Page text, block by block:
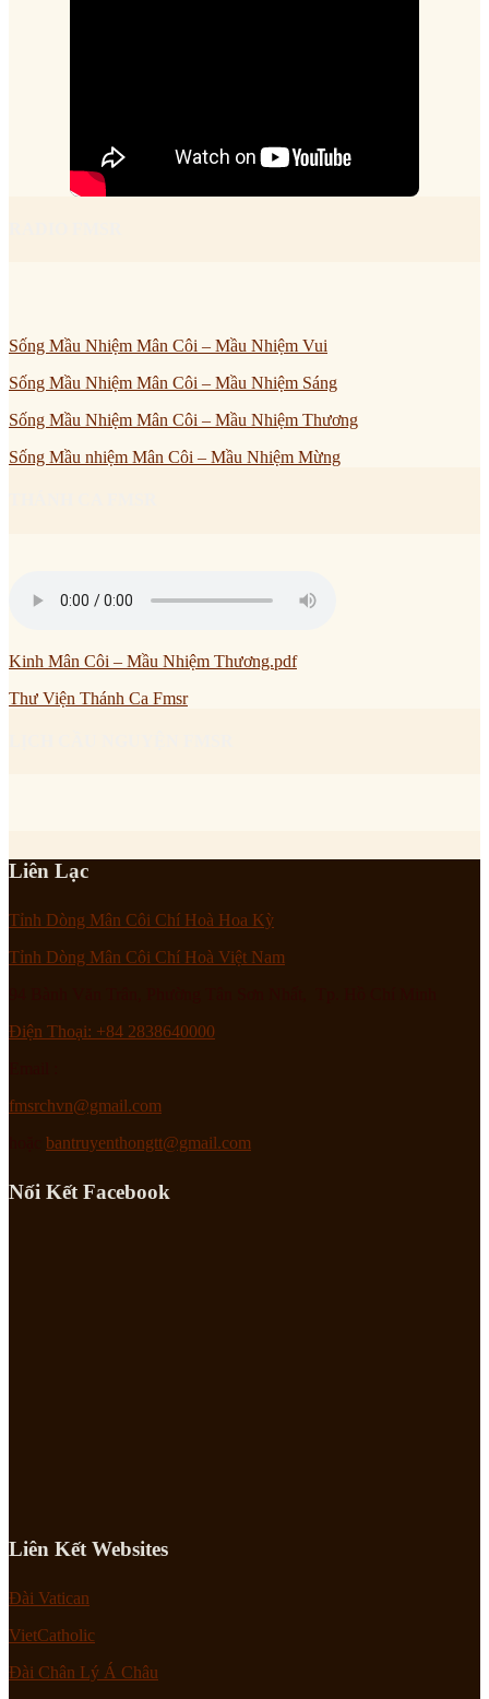
Sống Mầu Nhiệm Mân Côi – Mầu Nhiệm Vui
Sống Mầu Nhiệm Mân Côi – Mầu Nhiệm Sáng
Sống Mầu Nhiệm Mân Côi – Mầu Nhiệm Thương
Sống Mầu nhiệm Mân Côi – Mầu Nhiệm Mừng
Kinh Mân Côi – Mầu Nhiệm Thương.pdf
Thư Viện Thánh Ca Fmsr
Liên Lạc
Tỉnh Dòng Mân Côi Chí Hoà Hoa Kỳ
Tỉnh Dòng Mân Côi Chí Hoà Việt Nam
Điện Thoại: +84 2838640000
fmsrchvn@gmail.com
bantruyenthongtt@gmail.com
Nối Kết Facebook
Liên Kết Websites
Đài Vatican
VietCatholic
Đài Chân Lý Á Châu